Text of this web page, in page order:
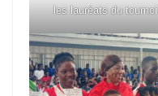
les lauréats du tournoi